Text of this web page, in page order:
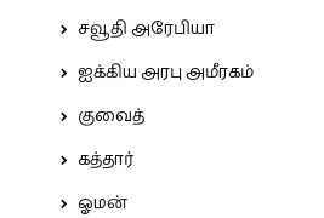
சவூதி அரேபியா
ஐக்கிய அரபு அமீரகம்
குவைத்
கத்தார்
ஓமன்